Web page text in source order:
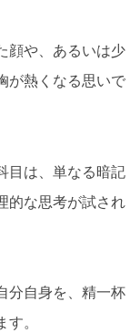
顔や、あるいは少
が熱くなる思いで
目は、単なる暗記
的な思考が試され
分自身を、精一杯
。